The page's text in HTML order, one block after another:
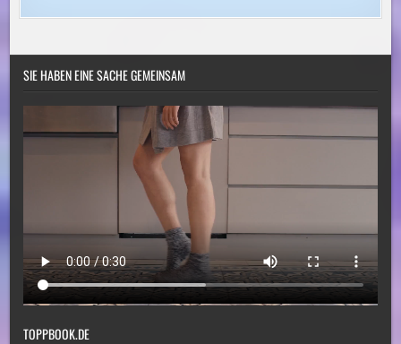
SIE HABEN EINE SACHE GEMEINSAM
TOPPBOOK.DE